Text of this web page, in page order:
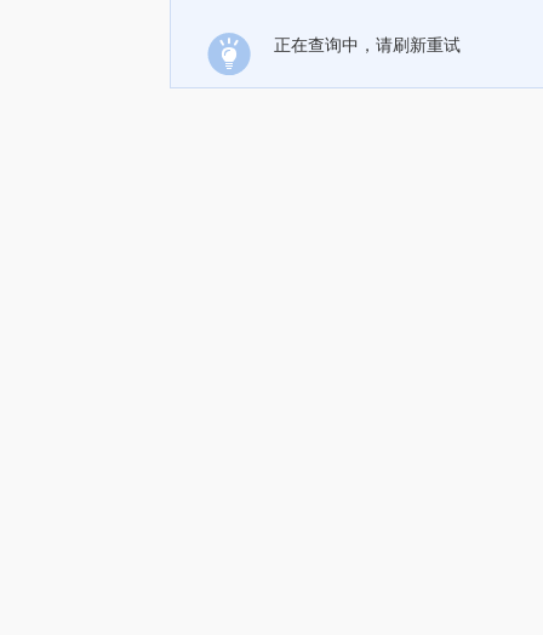
正在查询中，请刷新重试